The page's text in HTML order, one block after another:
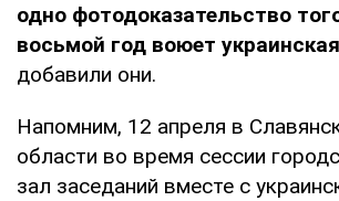
одно фотодоказательство
восьмой год воюет
добавили они.
Напомним, 12 апреля в
области во время сессии
зал заседаний вместе с